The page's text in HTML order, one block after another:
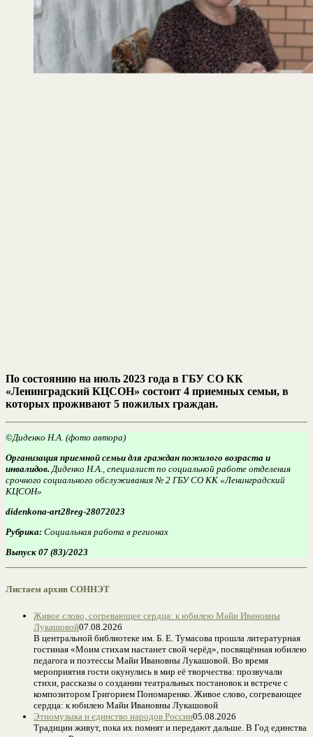
По состоянию на июль 2023 года в ГБУ СО КК
«Ленинградский КЦСОН» состоит 4 приемных семьи, в
которых проживают 5 пожилых граждан.
©Диденко Н.А. (фото автора)
Организация приемной семьи для граждан пожилого возраста и
инвалидов. Диденко Н.А., специалист по социальной работе отделения
срочного социального обслуживания № 2 ГБУ СО КК «Ленинградский
КЦСОН»
didenkona-art28reg-28072023
Рубрика: Социальная работа в регионах
Выпуск 07 (83)/2023
Листаем архив СОННЭТ
Живое слово, согревающее сердца: к юбилею Майи Ивановны
Лукашовой07.08.2026
В центральной библиотеке им. Б. Е. Тумасова прошла литературная
гостиная «Моим стихам настанет свой черёд», посвящённая юбилею
педагога и поэтессы Майи Ивановны Лукашовой. Во время
мероприятия гости окунулись в мир её творчества: прозвучали
стихи, рассказы о создании театральных постановок и встрече с
композитором Григорием Пономаренко. Живое слово, согревающее
сердца: к юбилею Майи Ивановны Лукашовой
Этномузыка и единство народов России05.08.2026
Традиции живут, пока их помнят и передают дальше. В Год единства